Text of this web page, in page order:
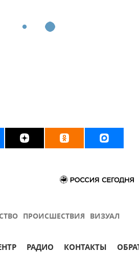
ПРОИСШЕСТВИЯ ВИЗУАЛ
РАДИО КОНТАКТЫ